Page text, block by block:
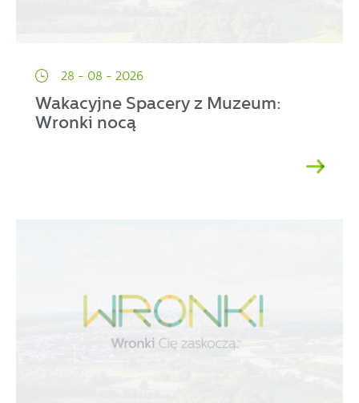
28 - 08 - 2026
Wakacyjne Spacery z Muzeum:
Wronki nocą